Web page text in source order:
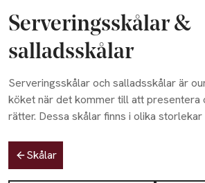
Serveringsskålar &
salladsskålar
Serveringsskålar och salladsskålar är
köket när det kommer till att presentera
rätter. Dessa skålar finns i olika
att presentera och dela med sig av olika
tilltugg, dipp, eller små snacks.
Hoppa till produktsidan
Skålar
Hoppa till produktsidan
Lista över produkter